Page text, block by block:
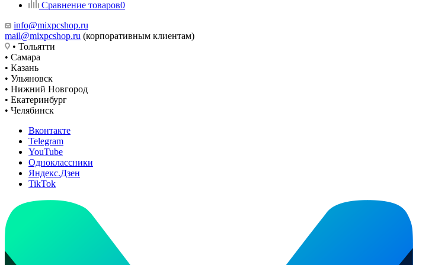
Сравнение товаров0
info@mixpcshop.ru
mail@mixpcshop.ru (корпоративным клиентам)
• Тольятти
• Самара
• Казань
• Ульяновск
• Нижний Новгород
• Екатеринбург
• Челябинск
Вконтакте
Telegram
YouTube
Одноклассники
Яндекс.Дзен
TikTok